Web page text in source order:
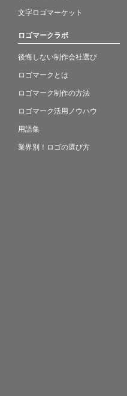
文字ロゴマーケット
ロゴマークラボ
後悔しない制作会社選び
ロゴマークとは
ロゴマーク制作の方法
ロゴマーク活用ノウハウ
用語集
業界別！ロゴの選び方